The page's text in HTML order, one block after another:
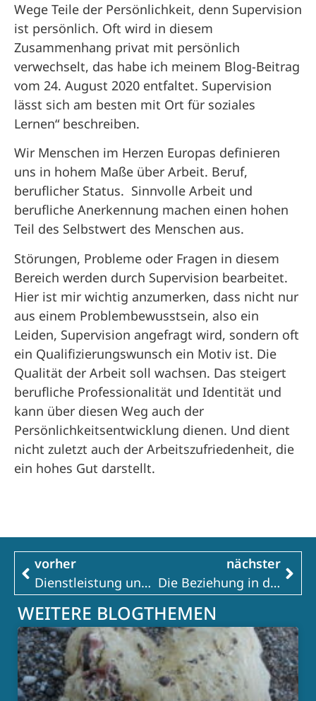
Wege Teile der Persönlichkeit, denn Supervision
ist persönlich. Oft wird in diesem
Zusammenhang privat mit persönlich
verwechselt, das habe ich meinem Blog-Beitrag
vom 24. August 2020 entfaltet. Supervision
lässt sich am besten mit Ort für soziales
Lernen“ beschreiben.
Wir Menschen im Herzen Europas definieren
uns in hohem Maße über Arbeit. Beruf,
beruflicher Status. Sinnvolle Arbeit und
berufliche Anerkennung machen einen hohen
Teil des Selbstwert des Menschen aus.
Störungen, Probleme oder Fragen in diesem
Bereich werden durch Supervision bearbeitet.
Hier ist mir wichtig anzumerken, dass nicht nur
aus einem Problembewusstsein, also ein
Leiden, Supervision angefragt wird, sondern oft
ein Qualifizierungswunsch ein Motiv ist. Die
Qualität der Arbeit soll wachsen. Das steigert
berufliche Professionalität und Identität und
kann über diesen Weg auch der
Persönlichkeitsentwicklung dienen. Und dient
nicht zuletzt auch der Arbeitszufriedenheit, die
ein hohes Gut darstellt.
vorher
Dienstleistung und Beziehungsgeschehen
nächster
Die Beziehung in der Supervision hilft die Praxis zu verstehen
WEITERE BLOGTHEMEN